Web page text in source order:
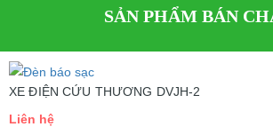
SẢN PHẨM BÁN
XE ĐIỆN CỨU THƯƠNG DVJH-2
Liên hệ